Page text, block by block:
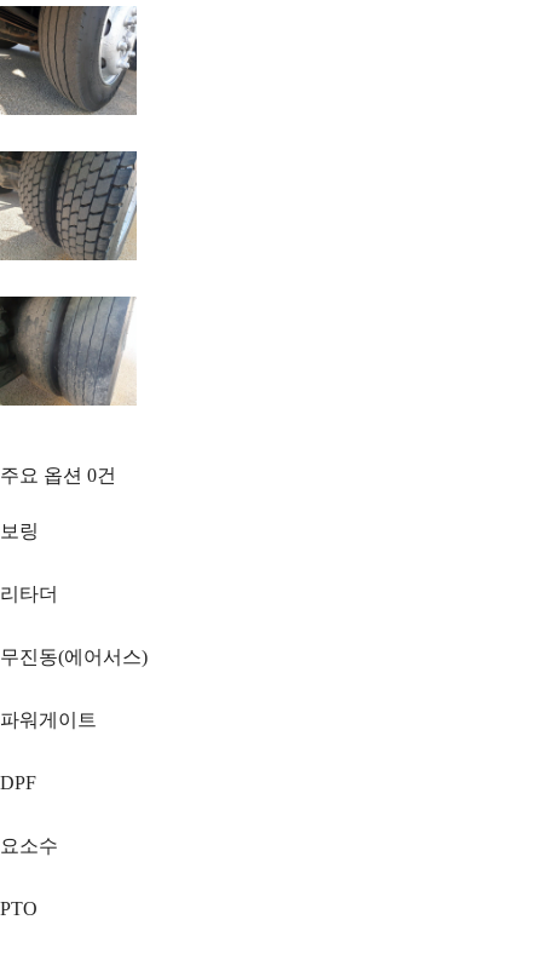
주요 옵션 0건
보링
리타더
무진동(에어서스)
파워게이트
DPF
요소수
PTO